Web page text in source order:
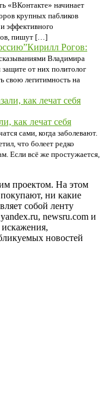
«ВКонтакте» начинает
крупных пабликов
эффективного
пишут […]
Кирилл Рогов:
Владимира
от них политолог
свою легитимность на
как лечат себя
сами, когда заболевают.
что болеет редко
Если всё же простужается,
проектом. На этом
ни какие
собой ленту
newsru.com и
новостей